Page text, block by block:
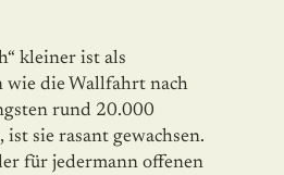
kleiner ist als
wie die Wallfahrt nach
rund 20.000
sie rasant gewachsen.
für jedermann offenen